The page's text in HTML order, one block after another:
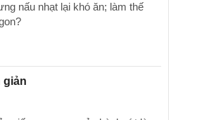
nấu nhạt lại khó ăn; làm thế
giản